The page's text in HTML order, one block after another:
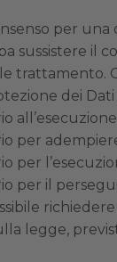
per
sussistere il
trattamento.
dei Dati
per
per
per il
legge,